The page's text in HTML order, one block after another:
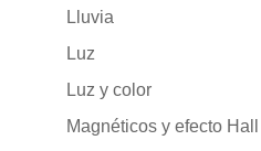
Lluvia
Luz
Luz y color
Magnéticos y efecto Hall